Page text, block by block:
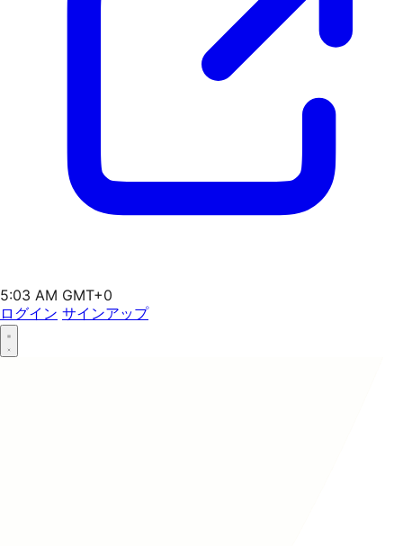
5:03 AM GMT+0
ログイン サインアップ